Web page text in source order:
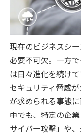
現在のビジネスシ
必要不可欠。一方
は日々進化を続け
セキュリティ脅威
が求められる事態に
中でも、特定の企
サイバー攻撃」や